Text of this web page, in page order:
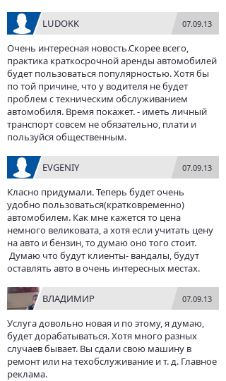
LUDOKK 07.09.13
Очень интересная новость.Скорее всего,
практика краткосрочной аренды автомобилей
будет пользоваться популярностью. Хотя бы
по той причине, что у водителя не будет
проблем с техническим обслуживанием
автомобиля. Время покажет. - иметь личный
транспорт совсем не обязательно, плати и
пользуйся общественным.
EVGENIY 07.09.13
Класно придумали. Теперь будет очень
удобно пользоваться(кратковременно)
автомобилем. Как мне кажется то цена
немного великовата, а хотя если учитать цену
на авто и бензин, то думаю оно того стоит.
Думаю что будут клиенты- вандалы, будут
оставлять авто в очень интересных местах.
ВЛАДИМИР 07.09.13
Услуга довольно новая и по этому, я думаю,
будет дорабатываться. Хотя много разных
случаев бывает. Вы сдали свою машину в
ремонт или на техобслуживание и т. д. Главное
реклама.